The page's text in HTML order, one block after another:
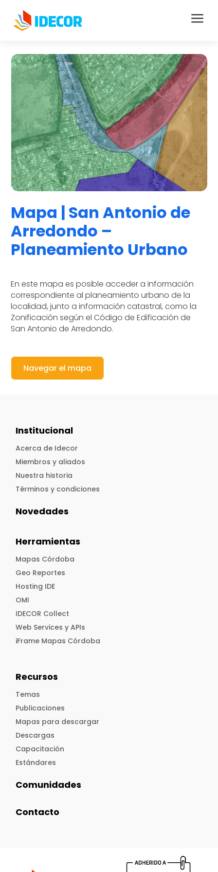
a
Mapa | San Antonio de
Arredondo –
Planeamiento Urbano
En este mapa es posible acceder a información
correspondiente al planeamiento urbano de la
localidad, junto a información catastral, como la
Zonificación según el Código de Edificación de
San Antonio de Arredondo.
Navegar el mapa
Institucional
Acerca de Idecor
Miembros y aliados
Nuestra historia
Términos y condiciones
Novedades
Herramientas
Mapas Córdoba
Geo Reportes
Hosting IDE
OMI
IDECOR Collect
Web Services y APIs
iFrame Mapas Córdoba
Recursos
Temas
Publicaciones
Mapas para descargar
Descargas
Capacitación
Estándares
Comunidades
Contacto